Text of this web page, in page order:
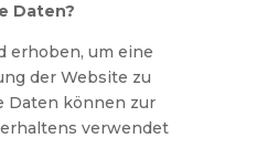
Daten?
erhoben, um eine
der Website zu
Daten können zur
verwendet